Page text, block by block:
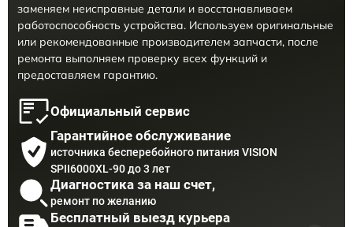
заменяем неисправные детали и восстанавливаем
работоспособность устройства. Используем оригинальные
или рекомендованные производителем запчасти, после
ремонта выполняем проверку всех функций и
предоставляем гарантию.
Официальный сервис
Гарантийное обслуживание
источника бесперебойного питания VISION
SPII6000XL-90 до 3 лет
Диагностика за наш счет,
ремонт по желанию
Бесплатный выезд курьера